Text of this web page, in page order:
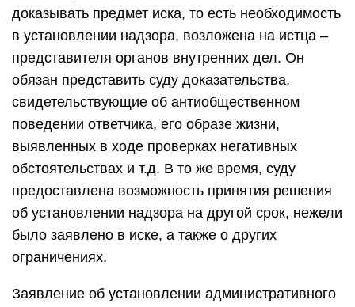
доказывать предмет иска, то есть необходимость
в установлении надзора, возложена на истца –
представителя органов внутренних дел. Он
обязан представить суду доказательства,
свидетельствующие об антиобщественном
поведении ответчика, его образе жизни,
выявленных в ходе проверках негативных
обстоятельствах и т.д. В то же время, суду
предоставлена возможность принятия решения
об установлении надзора на другой срок, нежели
было заявлено в иске, а также о других
ограничениях.
Заявление об установлении административного